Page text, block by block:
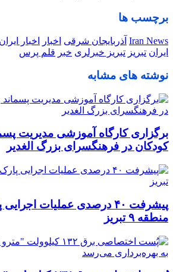
برچسب ها
Iran News آذربایجان شرقی اخبار اخبار ایران
ایران تبریز تبریز خبرلری خبر قلم پرس
نوشته های مشابه
برگزاری کارگاه آموزشی مدیریت
کودکان در فرهنگسرای بزرگ الغدیر
پیشرفت ۴۰ درصدی عملیات
منطقه ۹ تبریز